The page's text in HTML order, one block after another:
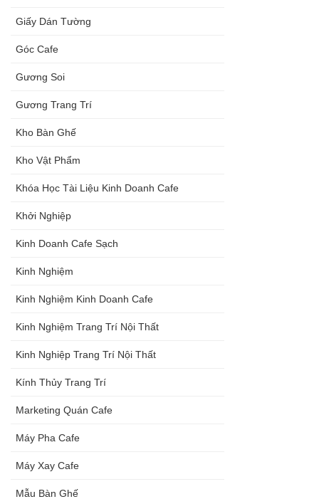
Giấy Dán Tường
Góc Cafe
Gương Soi
Gương Trang Trí
Kho Bàn Ghế
Kho Vật Phẩm
Khóa Học Tài Liệu Kinh Doanh Cafe
Khởi Nghiệp
Kinh Doanh Cafe Sạch
Kinh Nghiệm
Kinh Nghiệm Kinh Doanh Cafe
Kinh Nghiệm Trang Trí Nội Thất
Kinh Nghiệp Trang Trí Nội Thất
Kính Thủy Trang Trí
Marketing Quán Cafe
Máy Pha Cafe
Máy Xay Cafe
Mẫu Bàn Ghế